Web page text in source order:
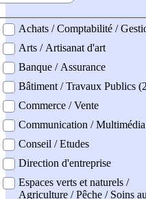
professionel
Achats / Comptabilité /
Arts / Artisanat d'art
Banque / Assurance
Bâtiment / Travaux Publics
Commerce / Vente
Communication / Multimédia
Conseil / Etudes
Direction d'entreprise
Espaces verts et naturels /
Agriculture / Pêche / Soins